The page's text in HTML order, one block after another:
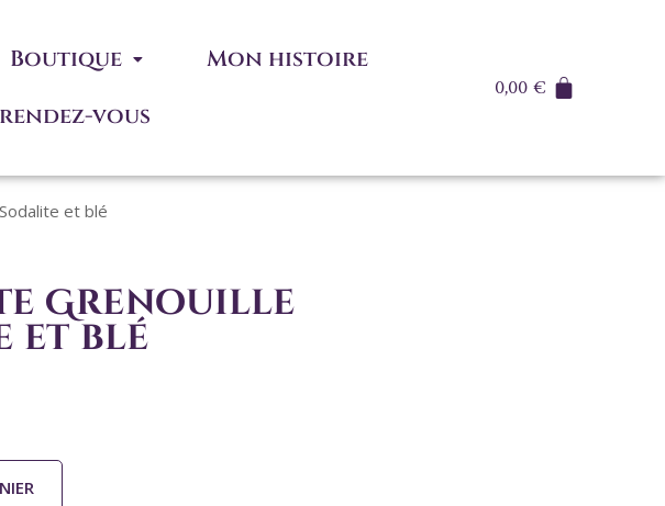
Boutique
Mon histoire
vous
0,00€
et blé
Grenouille
et blé